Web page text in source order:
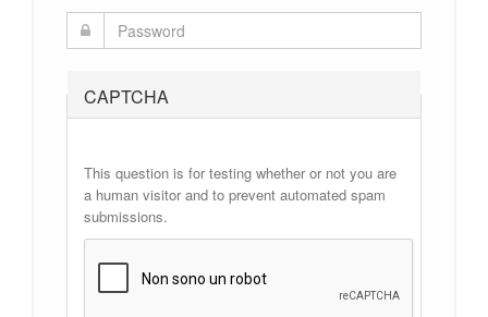
CAPTCHA
This question is for testing whether or not you are
a human visitor and to prevent automated spam
submissions.